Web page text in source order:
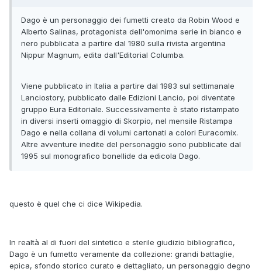
Dago è un personaggio dei fumetti creato da Robin Wood e
Alberto Salinas, protagonista dell'omonima serie in bianco e
nero pubblicata a partire dal 1980 sulla rivista argentina
Nippur Magnum, edita dall'Editorial Columba.
Viene pubblicato in Italia a partire dal 1983 sul settimanale
Lanciostory, pubblicato dalle Edizioni Lancio, poi diventate
gruppo Eura Editoriale. Successivamente è stato ristampato
in diversi inserti omaggio di Skorpio, nel mensile Ristampa
Dago e nella collana di volumi cartonati a colori Euracomix.
Altre avventure inedite del personaggio sono pubblicate dal
1995 sul monografico bonellide da edicola Dago.
questo è quel che ci dice Wikipedia.
In realtà al di fuori del sintetico e sterile giudizio bibliografico,
Dago è un fumetto veramente da collezione: grandi battaglie,
epica, sfondo storico curato e dettagliato, un personaggio degno